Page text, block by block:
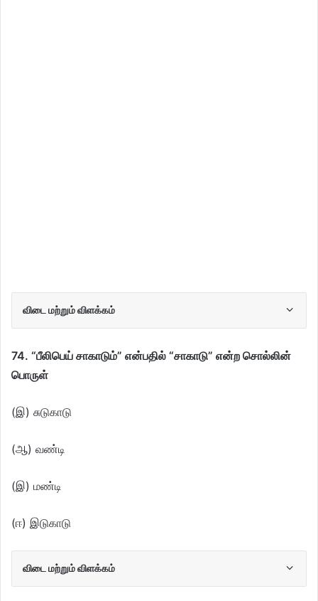
விடை மற்றும் விளக்கம்
74. “பீலிபெய் சாகாடும்” என்பதில் “சாகாடு” என்ற சொல்லின்
பொருள்
(இ) சுடுகாடு
(ஆ) வண்டி
(இ) மண்டி
(ஈ) இடுகாடு
விடை மற்றும் விளக்கம்